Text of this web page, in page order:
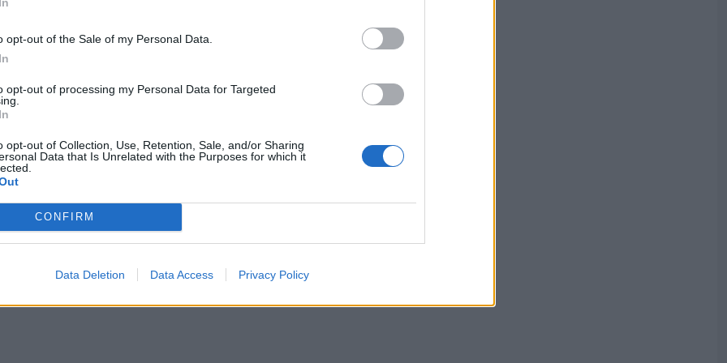
opt-out of the Sale of my Personal Data.
opt-out of processing my Personal Data for Targeted
opt-out of Collection, Use, Retention, Sale, and/or Sharing
Data that Is Unrelated with the Purposes for which it
CONFIRM
Data Deletion Data Access Privacy Policy
minél több gyermek számára váljon elérhetővé.
videóban ő maga osztotta meg a
Vlad Persa úszásoktató elérhetősége